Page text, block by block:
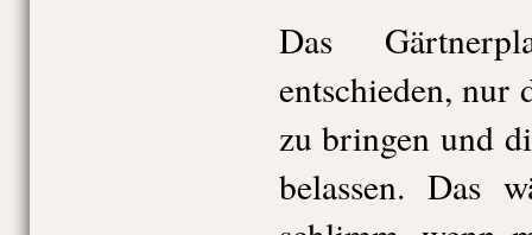
Das
entschieden, nur
zu bringen und
belassen. Das